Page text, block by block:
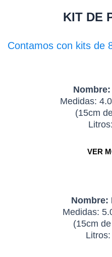
KIT DE
Contamos con kits de
Medidas:
(15cm
VER
Nombre:
Medidas:
(15cm